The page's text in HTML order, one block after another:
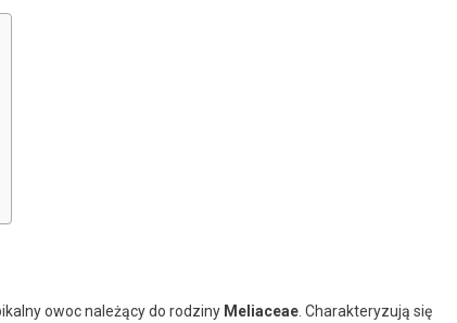
owoc należący do rodziny Meliaceae . Charakteryzują się